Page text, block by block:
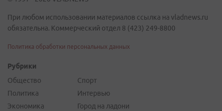
При любом использовании материалов ссылка на vladnews.ru
обязательна. Коммерческий отдел 8 (423) 249-8800
Политика обработки персональных данных
Рубрики
Общество
Политика
Экономика
Спорт
Интервью
Город на ладони